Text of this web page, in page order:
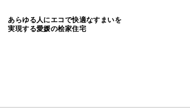
あらゆる人にエコで快適なすまいを
実現する愛媛の桧家住宅
HOME>新年大可賀